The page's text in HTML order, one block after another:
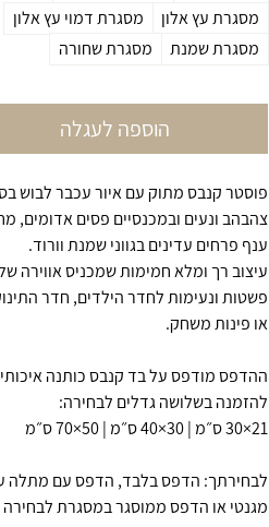
מסגרת עץ אלון
מסגרת דמוי עץ אלון
מסגרת שמנת
מסגרת שחורה
הוספה לעגלה
פוסטר קנבס מתוק עם איור עכבר לבוש
צהבהב ונעים ובמכנסיים פסים אדומים,
ענף פרחים עדינים בגווני שמנת וורוד.
עיצוב רך ומלא חמימות שמכניס אווירה
פשטות ונעימות לחדר הילדים, חדר
או פינות משחק.
ההדפס מודפס על בד קנבס כותנה
להזמנה בשלושה גדלים לבחירה:
21×30 ס״מ | 30×40 ס״מ | 50×70 ס״מ
לבחירתך: הדפס בלבד, הדפס עם מתלה
מגנטי או הדפס ממוסגר במסגרת לבחירה